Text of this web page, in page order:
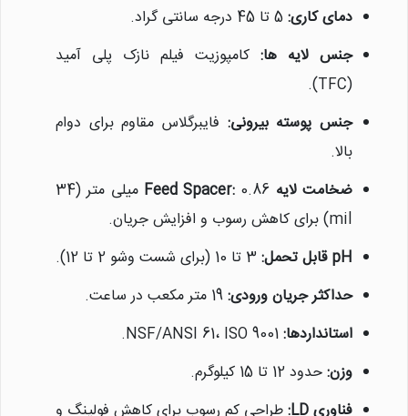
دمای کاری:
جنس لایه ها: کامپوزیت فیلم نازک پلی آمید
(TFC).
جنس پوسته بیرونی: فایبرگلاس مقاوم برای دوام
بالا.
ضخامت لایه Feed Spacer:
0.86 میلی متر (34
mil) برای کاهش رسوب و افزایش جریان.
pH قابل تحمل:
حداکثر جریان ورودی:
استانداردها:
وزن:حدود 12 تا 15 کیلوگرم.
فناوری LD:
طراحی کم رسوب برای کاهش فولینگ و